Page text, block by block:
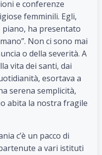
e conferenze
femminili. Egli,
ha presentato
Non ci sono mai
o della severità. A
vita dei santi, dai
esortava a
serena semplicità,
abita la nostra fragile
c’è un pacco di
a vari istituti